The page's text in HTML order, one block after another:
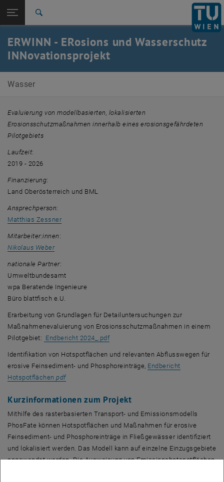
TU Login
Zur 1. Menü Ebene
E226-01-Forschungsbereich Wassergütewirtschaft
Zurück: Subseiten von Laufende Projekte auflisten
Laufende Projekte
ERWINN - ERosions und Wasserschutz
INNovationsprojekt
Wasser
Evaluierung von modellbasierten, lokalisierten
Erosionsschutzmaßnahmen innerhalb eines erosionsgefährdeten
Pilotgebiets
Laufzeit:
2019 - 2026
Finanzierung:
Land Oberösterreich und BML
Ansprechperson:
Matthias Zessner
Mitarbeiter:innen :
Nikolaus Weber
nationale Partner:
Umweltbundesamt
wpa Beratende Ingenieure
Büro blattfisch e.U.
Erarbeitung von Grundlagen für Detailuntersuchungen zur
Maßnahmenevaluierung von Erosionsschutzmaßnahmen in einem
Pilotgebiet: Endbericht 2024_.pdf, öffnet eine externe URL in einem
Identifikation von Hotspotflächen und relevanten Abflusswegen für
erosive Feinsediment- und Phosphoreinträge, Endbericht
Hotspotflächenpdf, öffnet eine externe URL in einem neuen Fenster
Kurzinformationen zum Projekt
Mithilfe des rasterbasierten Transport- und Emissionsmodells
PhosFate können Hotspotflächen und Maßnahmen für erosive
Feinsediment- und Phosphoreinträge in Fließgewässer identifiziert
und lokalisiert werden. Das Modell kann auf einzelne Einzugsgebiete
angewendet werden. Die Ausweisung von Emissionshotspotflächen